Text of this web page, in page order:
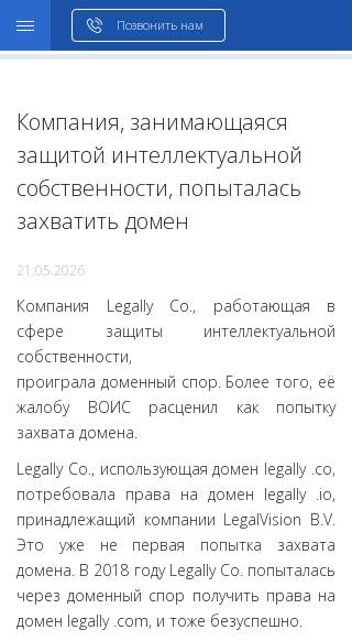
Позвонить нам
Компания, занимающаяся
защитой интеллектуальной
собственности, попыталась
захватить домен
21.05.2026
Компания Legally Co., работающая в
сфере защиты интеллектуальной
собственности,
проиграла доменный спор. Более того, её
жалобу ВОИС расценил как попытку
захвата домена.
Legally Co., использующая домен legally .co,
потребовала права на домен legally .io,
принадлежащий компании LegalVision B.V.
Это уже не первая попытка захвата
домена. В 2018 году Legally Co. попыталась
через доменный спор получить права на
домен legally .com, и тоже безуспешно.